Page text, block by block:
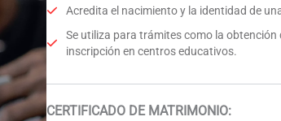
Acredita el nacimiento y la identidad de
Se utiliza para trámites como la obtención
inscripción en centros educativos.
CERTIFICADO DE MATRIMONIO: